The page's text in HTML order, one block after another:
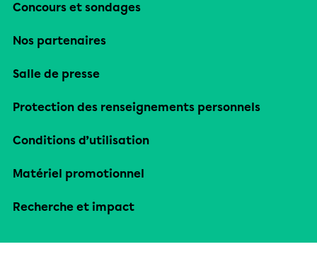
Concours et sondages
Nos partenaires
Salle de presse
Protection des renseignements personnels
Conditions d’utilisation
Matériel promotionnel
Recherche et impact